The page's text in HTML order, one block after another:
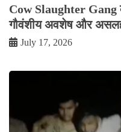
Cow Slaughter Gang
गौवंशीय अवशेष और
July 17, 2026